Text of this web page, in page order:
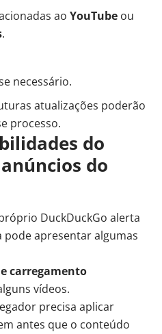
ao YouTube ou
.
necessário.
atualizações poderão
processo.
do
do
DuckDuckGo alerta
apresentar algumas
carregamento
vídeos.
precisa aplicar
antes que o conteúdo